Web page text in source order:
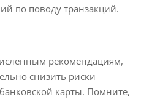
по поводу транзакций.
рекомендациям,
снизить риски
карты. Помните,